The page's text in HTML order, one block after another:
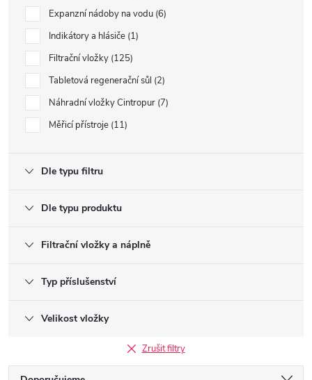
Expanzní nádoby na vodu 6
Indikátory a hlásiče 1
Filtrační vložky 125
Tabletová regenerační sůl 2
Náhradní vložky Cintropur 7
Měřicí přístroje 11
Dle typu filtru
Dle typu produktu
Filtrační vložky a náplně
Typ příslušenství
Velikost vložky
Zrušit filtry